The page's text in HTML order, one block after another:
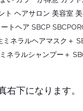
ト ヘアサロン 美容室
トヘア SBCP
ミネラルヘアマスク＋
ネラルシャンプー＋
右下になります。